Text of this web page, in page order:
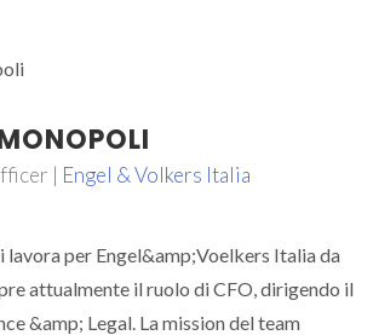
| Engel & Volkers Italia
per Engel&amp;Voelkers Italia da
attualmente il ruolo di CFO, dirigendo il
&amp; Legal. La mission del team